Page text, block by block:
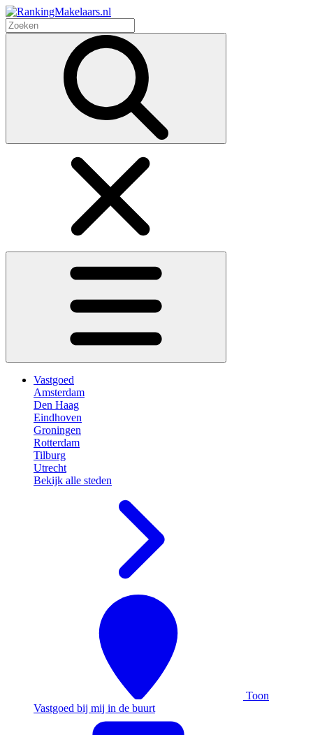
Vastgoed
Amsterdam
Den Haag
Eindhoven
Groningen
Rotterdam
Tilburg
Utrecht
Bekijk alle steden
Toon
Vastgoed bij mij in de buurt